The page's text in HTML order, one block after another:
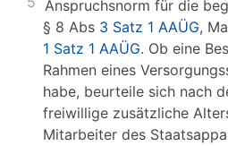
Anspruchsnorm für die
§ 8 Abs 3 Satz 1 AAÜG,
1 Satz 1 AAÜG. Ob eine
Rahmen eines
habe, beurteile sich nach
freiwillige zusätzliche
Mitarbeiter des